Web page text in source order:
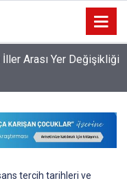
Arası Yer Değişikliği
tercih tarihleri ve